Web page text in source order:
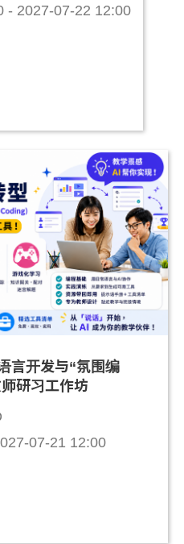
- 2027-07-22 12:00
言开发与“氛围编
研习工作坊
07-21 12:00